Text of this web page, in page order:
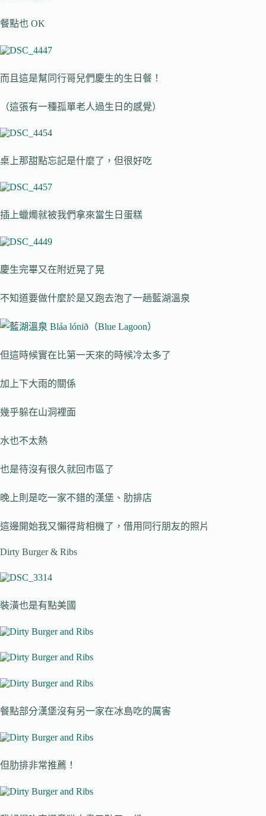
餐點也 OK
而且這是幫同行哥兒們慶生的生日餐！
（這張有一種孤單老人過生日的感覺）
桌上那甜點忘記是什麼了，但很好吃
插上蠟燭就被我們拿來當生日蛋糕
慶生完畢又在附近晃了晃
不知道要做什麼於是又跑去泡了一趟藍湖溫泉
但這時候實在比第一天來的時候冷太多了
加上下大雨的關係
幾乎躲在山洞裡面
水也不太熱
也是待沒有很久就回市區了
晚上則是吃一家不錯的漢堡、肋排店
這邊開始我又懶得背相機了，借用同行朋友的照片
Dirty Burger & Ribs
裝潢也是有點美國
餐點部分漢堡沒有另一家在冰島吃的厲害
但肋排非常推薦！